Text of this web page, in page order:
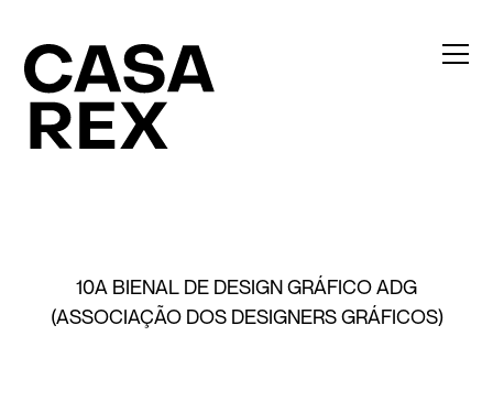
10A BIENAL DE DESIGN GRÁFICO ADG
(ASSOCIAÇÃO DOS DESIGNERS GRÁFICOS)